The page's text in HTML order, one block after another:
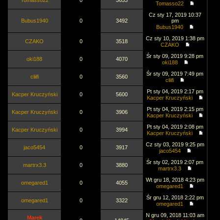
Tomasso22
Bubus1940 0 3492
Cz sty 17, 2019 10:37
pm
Bubus1940
CZAKO 0 3518
Cz sty 10, 2019 1:38 pm
CZAKO
oki188 0 4070
Śr sty 09, 2019 9:28 pm
oki188
cliifi 0 3560
Śr sty 09, 2019 7:49 pm
cliifi
Kacper Kruczyński 0 5600
Pt sty 04, 2019 2:17 pm
Kacper Kruczyński
Kacper Kruczyński 0 3906
Pt sty 04, 2019 2:15 pm
Kacper Kruczyński
Kacper Kruczyński 0 3994
Pt sty 04, 2019 2:08 pm
Kacper Kruczyński
jaco5454 0 3917
Cz sty 03, 2019 9:25 pm
jaco5454
martrx3.3 0 3880
Śr sty 02, 2019 2:07 pm
martrx3.3
omegared1 0 4055
Wt gru 18, 2018 4:23 pm
omegared1
omegared1 0 3322
Śr gru 12, 2018 2:22 pm
omegared1
Marek
N gru 09, 2018 11:03 am